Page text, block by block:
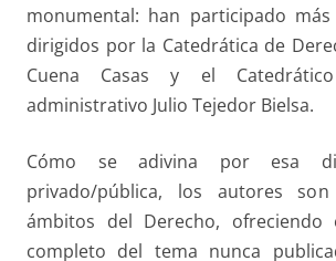
monumental: han participado
dirigidos por la Catedrática de
Cuena Casas y el
administrativo Julio Tejedor Bielsa.
Cómo se adivina por esa
privado/pública, los autores
ámbitos del Derecho, ofreciendo
completo del tema nunca